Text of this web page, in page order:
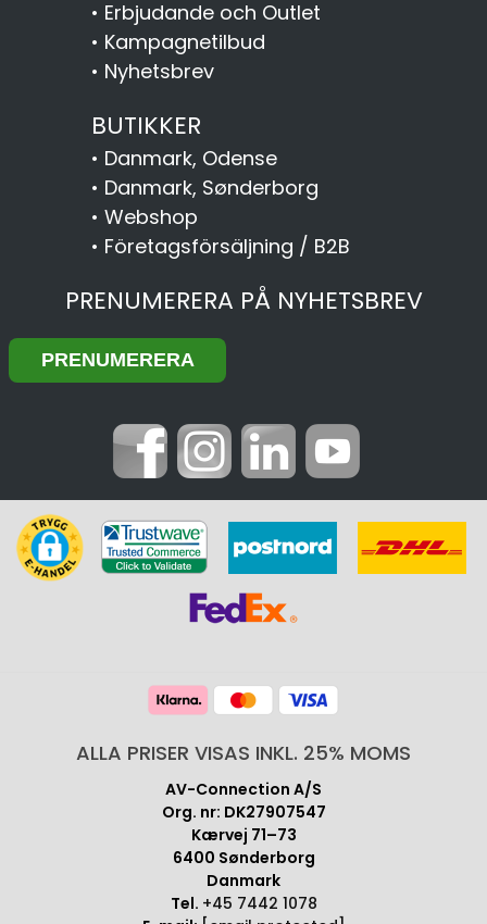
• Erbjudande och Outlet
• Kampagnetilbud
• Nyhetsbrev
BUTIKKER
• Danmark, Odense
• Danmark, Sønderborg
• Webshop
• Företagsförsäljning / B2B
PRENUMERERA PÅ NYHETSBREV
ALLA PRISER VISAS INKL. 25% MOMS
AV-Connection A/S
Org. nr: DK27907547
Kærvej 71–73
6400 Sønderborg
Danmark
Tel. +45 7442 1078